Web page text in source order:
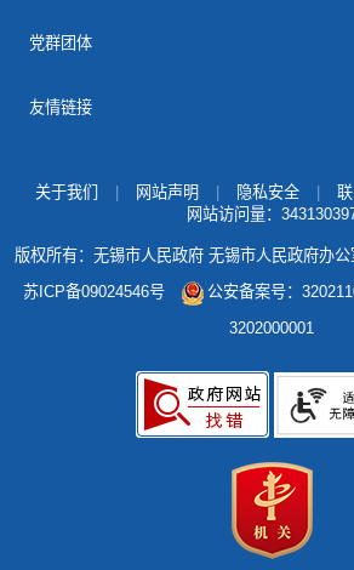
党群团体
友情链接
关于我们 网站声明 隐私安全
网站访问量：
版权所有：无锡市人民政府 无锡市人民政府办公
苏ICP备09024546号
公安备案号：
3202000001